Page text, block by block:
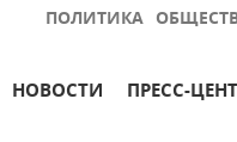
ПОЛИТИКА
НОВОСТИ ПРЕСС-